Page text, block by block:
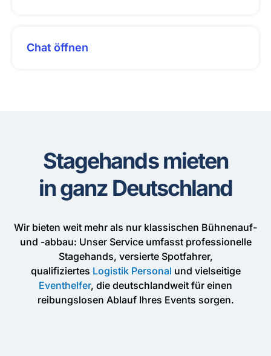
Chat öffnen
Stagehands mieten
in ganz Deutschland
Wir bieten weit mehr als nur klassischen Bühnenauf-
und -abbau: Unser Service umfasst professionelle
Stagehands, versierte Spotfahrer,
qualifiziertes Logistik Personal und vielseitige
Eventhelfer, die deutschlandweit für einen
reibungslosen Ablauf Ihres Events sorgen.